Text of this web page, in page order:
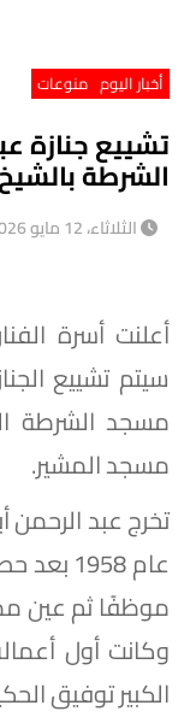
أخبار اليوم منوعات
تشييع جنازة
الشرطة
الثلاثاء، 12 مايو 2026 10:25 ص
أعلنت أسرة
سيتم تشييع
مسجد الشرطة
مسجد المشير.
تخرج عبد
عام
وكانت أول
الكبير توفيق